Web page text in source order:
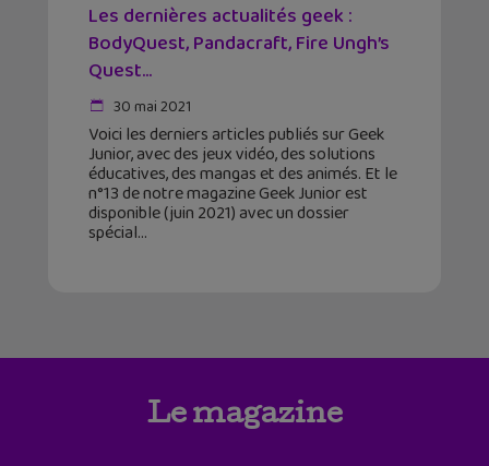
Les dernières actualités geek :
BodyQuest, Pandacraft, Fire Ungh’s
Quest…
30 mai 2021
Voici les derniers articles publiés sur Geek
Junior, avec des jeux vidéo, des solutions
éducatives, des mangas et des animés. Et le
n°13 de notre magazine Geek Junior est
disponible (juin 2021) avec un dossier
spécial
Le magazine